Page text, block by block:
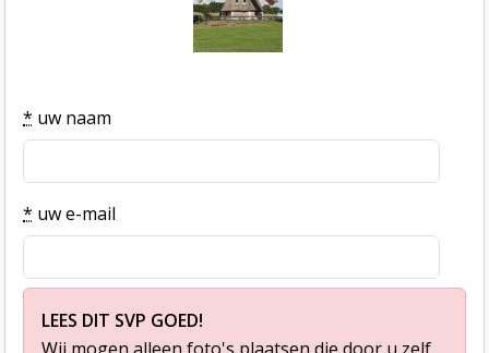
* uw naam
* uw e-mail
LEES DIT SVP GOED!